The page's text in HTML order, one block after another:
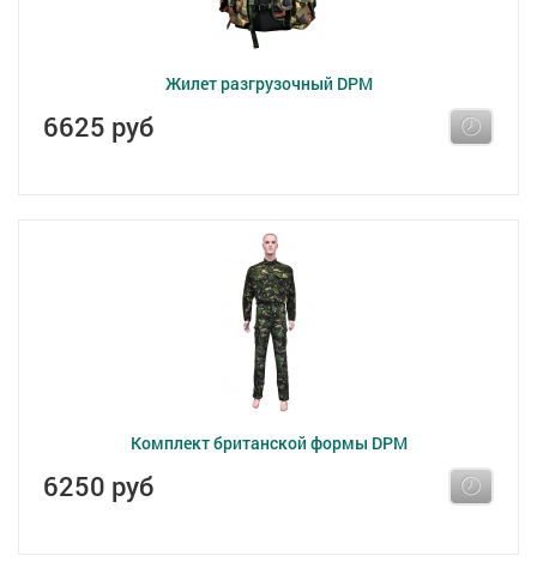
Жилет разгрузочный DPM
6625 руб
Комплект британской формы DPM
6250 руб